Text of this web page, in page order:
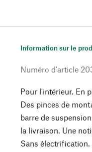
Information sur le
Numéro d'article
Pour l'intérieur. En
Des pinces de
barre de
la livraison. Une
Sans électrification.